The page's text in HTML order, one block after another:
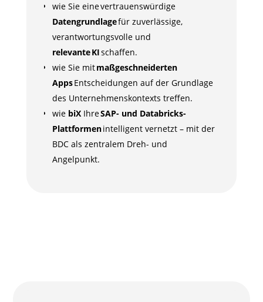
wie Sie eine vertrauenswürdige
Datengrundlagefür zuverlässige,
verantwortungsvolle und
relevante KIschaffen.
wie Sie mitmaßgeschneiderten
AppsEntscheidungen auf der Grundlage
des Unternehmenskontexts treffen.
wie biXIhreSAP- und Databricks-
Plattformenintelligent vernetzt – mit der
BDC als zentralem Dreh- und
Angelpunkt.